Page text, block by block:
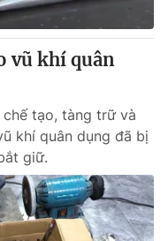
vũ khí quân
tạo, tàng trữ và
khí quân dụng đã bị
giữ.